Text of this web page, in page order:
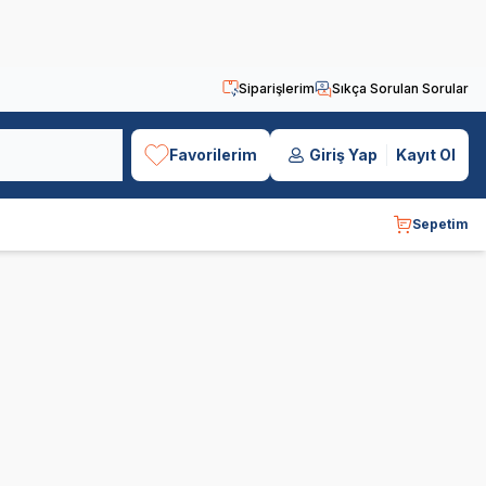
Siparişlerim Sıkça Sorulan Sorular
Favorilerim Giriş Yap Kayıt Ol
Sepetim